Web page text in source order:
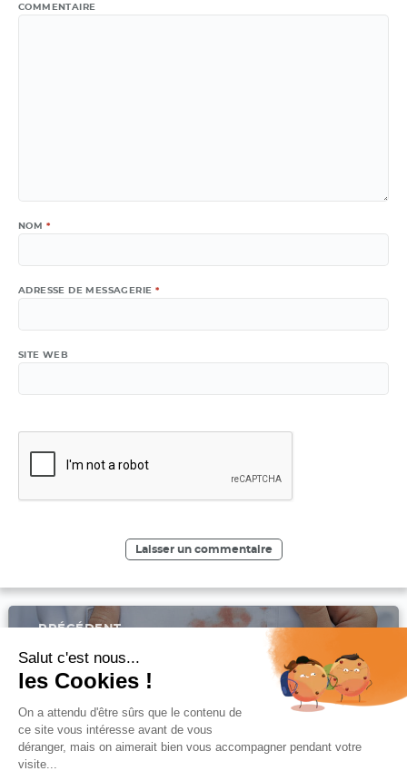
COMMENTAIRE
NOM *
ADRESSE DE MESSAGERIE *
SITE WEB
de
PRÉCÉDENT
précédent :
Comment nettoyer une tâche de e-liquide ?
SUIVANT
Article
Quels impacts le vapotage a-t-il sur la santé bucco-
Salut c'est nous...
les Cookies !
On a attendu d'être sûrs que le contenu de
ce site vous intéresse avant de vous
déranger, mais on aimerait bien vous accompagner pendant votre
visite...